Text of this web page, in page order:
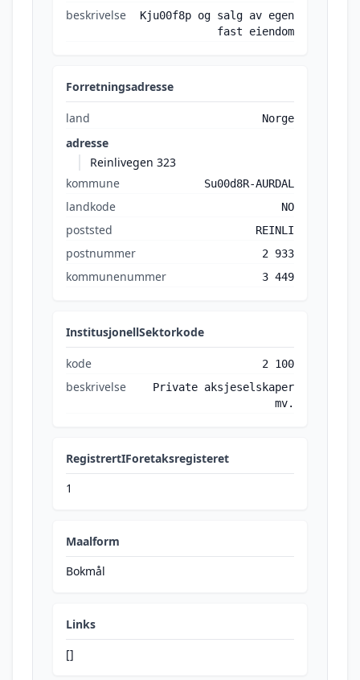
beskrivelse
Kju00f8p og salg av egen
fast eiendom
Forretningsadresse
land Norge
adresse
Reinlivegen 323
kommune
Su00d8R-AURDAL
landkode NO
poststed REINLI
postnummer 2 933
kommunenummer 3 449
InstitusjonellSektorkode
kode 2 100
beskrivelse
Private aksjeselskaper
mv.
RegistrertIForetaksregisteret
1
Maalform
Bokmål
Links
[]